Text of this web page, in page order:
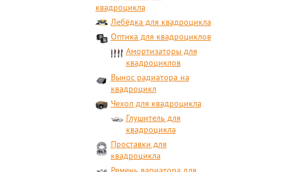
квадроцикла
Лебёдка для квадроцикла
Оптика для квадроциклов
Амортизаторы для
квадроциклов
Вынос радиатора на
квадроцикл
Чехол для квадроцикла
Глушитель для
квадроцикла
Проставки для
квадроцикла